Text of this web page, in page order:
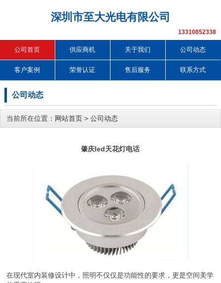
深圳市至大光电有限公司
13310852338
公司首页 供应商机 关于我们 公司动态
客户案例 荣誉认证 售后服务 联系方式
公司动态
当前所在位置： 网站首页 > 公司动态
肇庆led天花灯电话
在现代室内装修设计中，照明不仅仅是功能性的要求，更是空间美学